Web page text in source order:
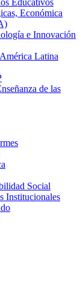
Educativos
Económica
e Innovación
Latina
de las
Social
Institucionales